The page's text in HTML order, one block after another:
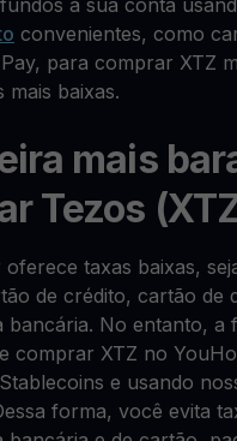
convenientes, como
para comprar XTZ
mais baixas.
mais
Tezos
oferece taxas baixas,
de crédito, cartão de
bancária. No entanto, a
comprar XTZ no
e usando
forma, você evita